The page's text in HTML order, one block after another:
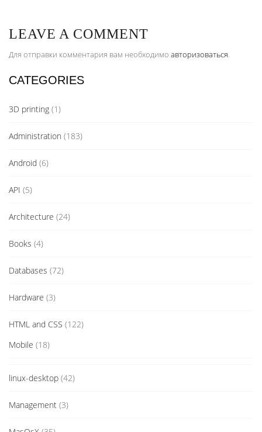
LEAVE A COMMENT
Для отправки комментария вам необходимо авторизоваться.
CATEGORIES
3D printing (1)
Administration (183)
Android (6)
API (5)
Architecture (24)
Books (4)
Databases (72)
Hardware (3)
HTML and CSS (122)
Mobile (18)
linux-desktop (42)
Management (3)